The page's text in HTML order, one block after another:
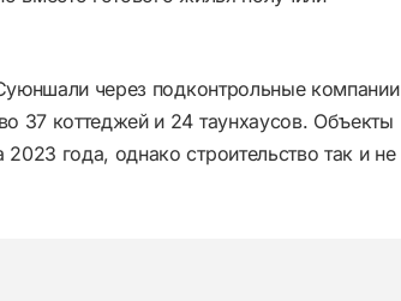
через подконтрольные компании
37 коттеджей и 24 таунхаусов. Объекты
года, однако строительство так и не